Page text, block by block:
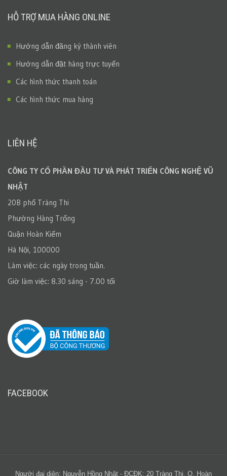
HỖ TRỢ MUA HÀNG ONLINE
Hướng dẫn đăng ký thành viên
Hướng dẫn đặt hàng trực tuyến
Các hình thức thanh toán
Các hình thức mua hàng
LIÊN HỆ
CÔNG TY CỔ PHẦN ĐẦU TƯ VÀ PHÁT TRIỂN CÔNG NGHỆ VŨ
NHẬT
20B phố Tràng Thi
Phường Hàng Trống
Quận Hoàn Kiếm
Hà Nội, 100000
Làm việc: các ngày trong tuần.
Giờ làm việc: 8.30 sáng - 7.00 tối
FACEBOOK
Người đại diện: Nguyễn Hồng Nhật - ĐCĐK: 20 Tràng Thi, Q. Hoàn